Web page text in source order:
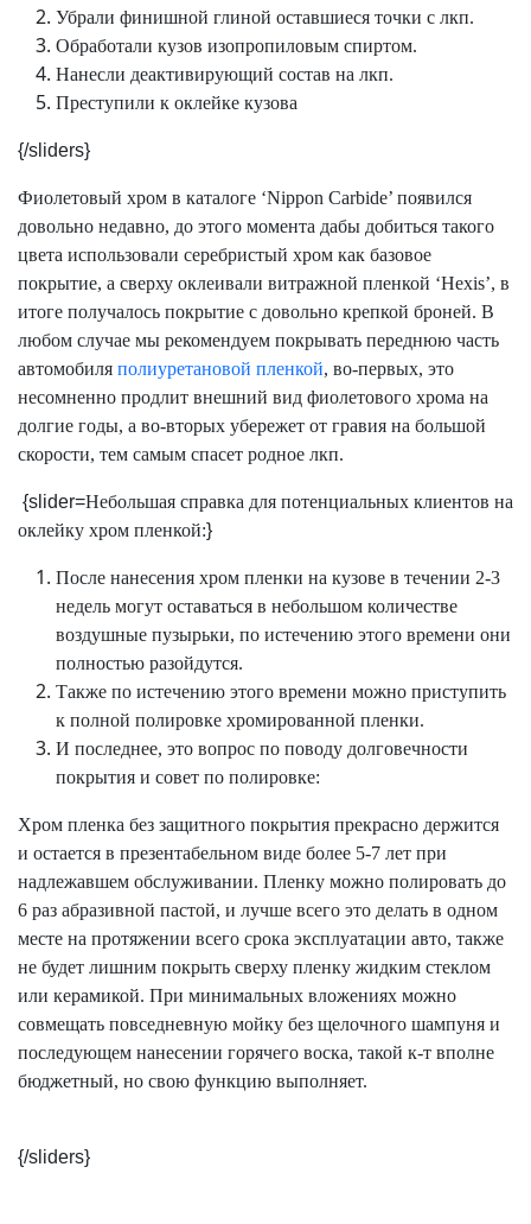
Убрали финишной глиной оставшиеся точки с лкп.
Обработали кузов изопропиловым спиртом.
Нанесли деактивирующий состав на лкп.
Преступили к оклейке кузова
{/sliders}
Фиолетовый хром в каталоге ‘Nippon Carbide’ появился
довольно недавно, до этого момента дабы добиться такого
цвета использовали серебристый хром как базовое
покрытие, а сверху оклеивали витражной пленкой ‘Hexis’, в
итоге получалось покрытие с довольно крепкой броней. В
любом случае мы рекомендуем покрывать переднюю часть
автомобиля полиуретановой пленкой, во-первых, это
несомненно продлит внешний вид фиолетового хрома на
долгие годы, а во-вторых убережет от гравия на большой
скорости, тем самым спасет родное лкп.
{slider=Небольшая справка для потенциальных клиентов на
оклейку хром пленкой:}
После нанесения хром пленки на кузове в течении 2-3
недель могут оставаться в небольшом количестве
воздушные пузырьки, по истечению этого времени они
полностью разойдутся.
Также по истечению этого времени можно приступить
к полной полировке хромированной пленки.
И последнее, это вопрос по поводу долговечности
покрытия и совет по полировке:
Хром пленка без защитного покрытия прекрасно держится
и остается в презентабельном виде более 5-7 лет при
надлежавшем обслуживании. Пленку можно полировать до
6 раз абразивной пастой, и лучше всего это делать в одном
месте на протяжении всего срока эксплуатации авто, также
не будет лишним покрыть сверху пленку жидким стеклом
или керамикой. При минимальных вложениях можно
совмещать повседневную мойку без щелочного шампуня и
последующем нанесении горячего воска, такой к-т вполне
бюджетный, но свою функцию выполняет.
{/sliders}